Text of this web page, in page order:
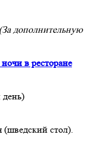
(За дополнительную
в ресторане
(шведский стол).